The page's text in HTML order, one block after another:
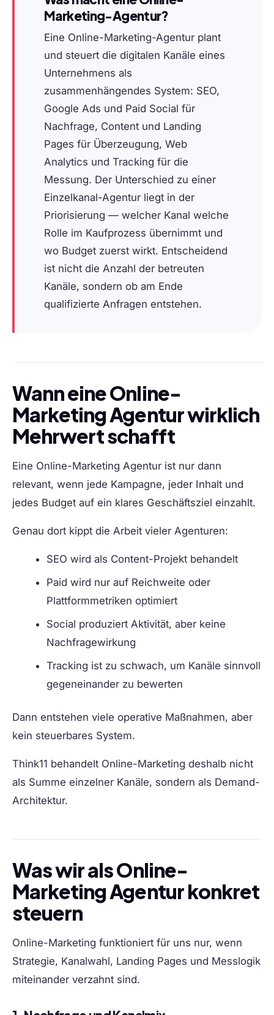
Marketing-Agentur?
Eine Online-Marketing-Agentur plant
und steuert die digitalen Kanäle eines
Unternehmens als
zusammenhängendes System: SEO,
Google Ads und Paid Social für
Nachfrage, Content und Landing
Pages für Überzeugung, Web
Analytics und Tracking für die
Messung. Der Unterschied zu einer
Einzelkanal-Agentur liegt in der
Priorisierung — welcher Kanal welche
Rolle im Kaufprozess übernimmt und
wo Budget zuerst wirkt. Entscheidend
ist nicht die Anzahl der betreuten
Kanäle, sondern ob am Ende
qualifizierte Anfragen entstehen.
Wann eine Online-
Marketing Agentur wirklich
Mehrwert schafft
Eine Online-Marketing Agentur ist nur dann
relevant, wenn jede Kampagne, jeder Inhalt und
jedes Budget auf ein klares Geschäftsziel einzahlt.
Genau dort kippt die Arbeit vieler Agenturen:
SEO wird als Content-Projekt behandelt
Paid wird nur auf Reichweite oder
Plattformmetriken optimiert
Social produziert Aktivität, aber keine
Nachfragewirkung
Tracking ist zu schwach, um Kanäle sinnvoll
gegeneinander zu bewerten
Dann entstehen viele operative Maßnahmen, aber
kein steuerbares System.
Think11 behandelt Online-Marketing deshalb nicht
als Summe einzelner Kanäle, sondern als Demand-
Architektur.
Was wir als Online-
Marketing Agentur konkret
steuern
Online-Marketing funktioniert für uns nur, wenn
Strategie, Kanalwahl, Landing Pages und Messlogik
miteinander verzahnt sind.